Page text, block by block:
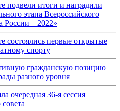
подвели итоги и наградили
этапа Всероссийского
России – 2022»
состоялись первые открытые
спорту
гражданскую позицию
разного уровня
очередная 36-я сессия